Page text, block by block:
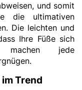
und somit
die ultimativen
Die leichten und
Ihre Füße sich
machen jede
Trend